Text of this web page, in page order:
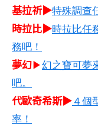
基拉祈▶特殊調查
時拉比▶時拉比任
務吧！
夢幻▶幻之寶可夢
吧。
代歐奇希斯▶４個
率！